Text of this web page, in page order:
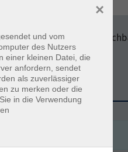
nur
mehr laden
und vom
des Nutzers
einer kleinen Datei, die
anfordern, sendet
als zuverlässiger
zu merken oder die
in die Verwendung
×